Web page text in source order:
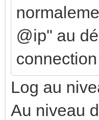
@ip" au
Log au
Au niveau